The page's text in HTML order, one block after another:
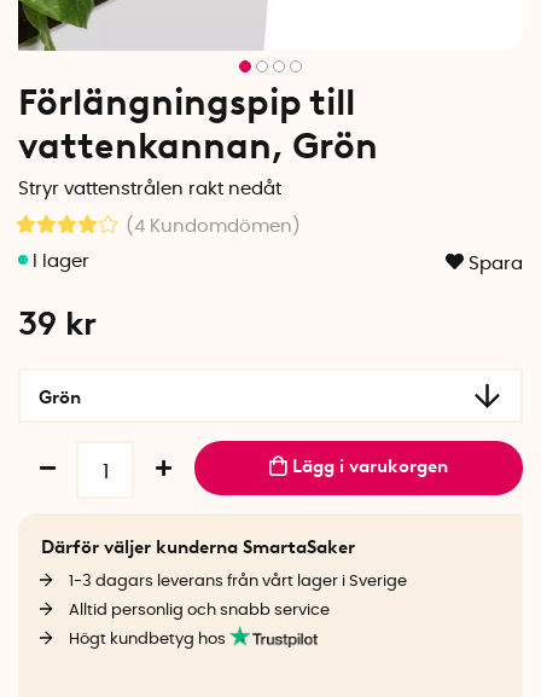
Förlängningspip till
vattenkannan, Grön
Stryr vattenstrålen rakt nedåt
(4 Kundomdömen )
Spara
39 kr
Grön
Lägg i varukorgen
Därför väljer kunderna SmartaSaker
1-3 dagars leverans från vårt lager i Sverige
Alltid personlig och snabb service
Högt kundbetyg hos